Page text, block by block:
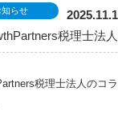
知らせ
税理士法
税理士法人のコ